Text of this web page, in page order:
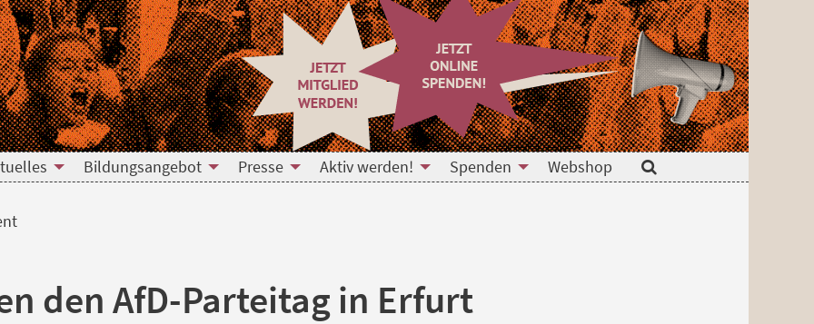
Bildungsangebot Presse Aktiv werden! Spenden Webshop
den AfD-Parteitag in Erfurt